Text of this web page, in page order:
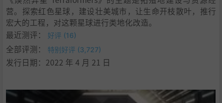
营。探索红色星球，建设壮美城市，让生命开枝散叶，推行
宏大的工程，对这颗星球进行类地化改造。
最近测评：
好评 (16)
全部评测： 特别好评 (3,727)
发行日期：2022 年 4 月 21 日